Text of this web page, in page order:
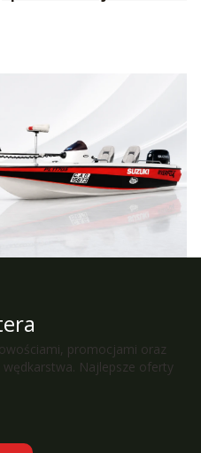
promocjami oraz
wędkarstwa. Najlepsze oferty